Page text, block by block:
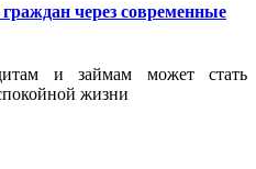
через современные
и займам может стать
жизни